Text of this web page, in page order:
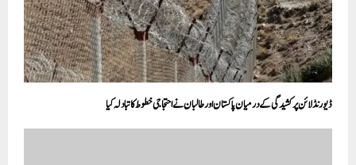
ڈیورنڈ لائن پر کشیدگی کے درمیان پاکستان اور طالبان نے احتجاجی خطوط کا تبادلہ کیا